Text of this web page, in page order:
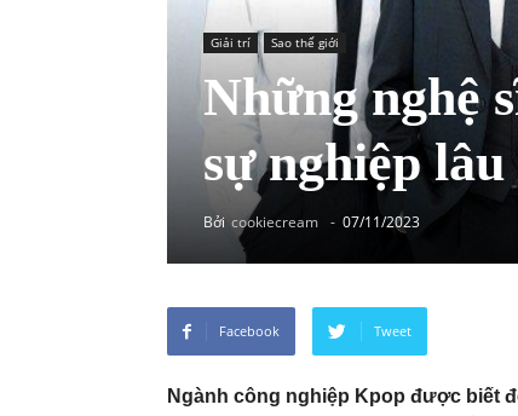
Giải trí Sao thế giới
Những nghệ
sự nghiệp
Bởi cookiecream - 07/11/2023
Facebook Tweet
Ngành công nghiệp Kpop được biết